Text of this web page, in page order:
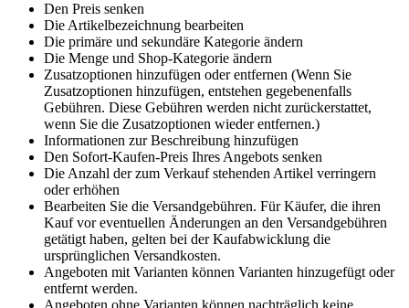
Den Preis senken
Die Artikelbezeichnung bearbeiten
Die primäre und sekundäre Kategorie ändern
Die Menge und Shop-Kategorie ändern
Zusatzoptionen hinzufügen oder entfernen (Wenn Sie
Zusatzoptionen hinzufügen, entstehen gegebenenfalls
Gebühren. Diese Gebühren werden nicht zurückerstattet,
wenn Sie die Zusatzoptionen wieder entfernen.)
Informationen zur Beschreibung hinzufügen
Den Sofort-Kaufen-Preis Ihres Angebots senken
Die Anzahl der zum Verkauf stehenden Artikel verringern
oder erhöhen
Bearbeiten Sie die Versandgebühren. Für Käufer, die ihren
Kauf vor eventuellen Änderungen an den Versandgebühren
getätigt haben, gelten bei der Kaufabwicklung die
ursprünglichen Versandkosten.
Angeboten mit Varianten können Varianten hinzugefügt oder
entfernt werden.
Angeboten ohne Varianten können nachträglich keine